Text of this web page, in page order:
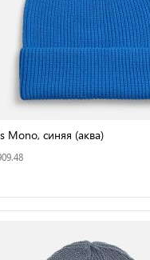
Mono, синяя (аква)